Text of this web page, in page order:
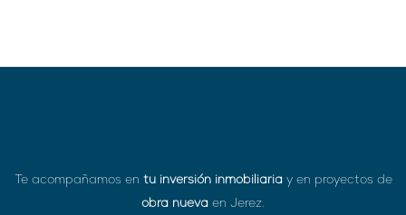
Te acompañamos en tu inversión inmobiliariay en proyectos de
obra nueva en Jerez.